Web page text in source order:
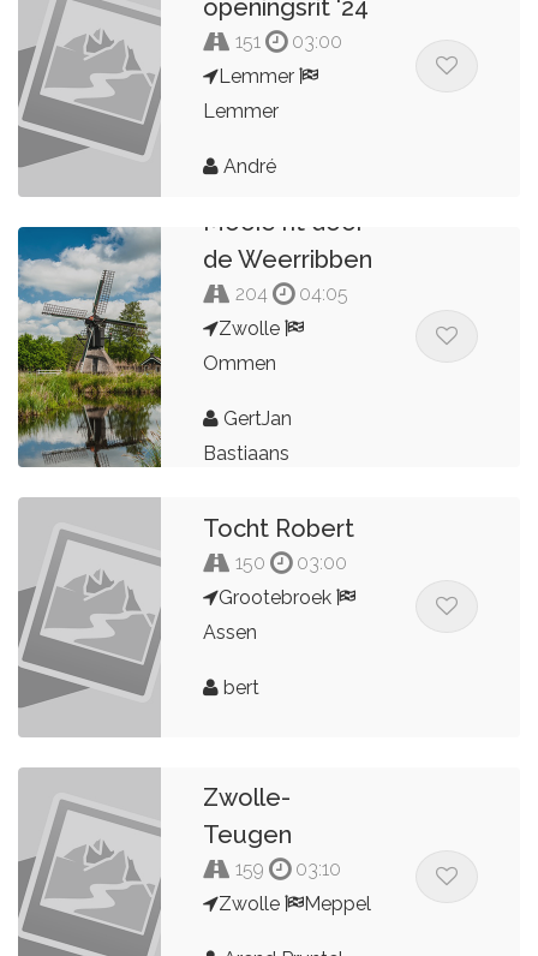
openingsrit '24
151
03:00
Lemmer
Lemmer
André
Mooie rit door
de Weerribben
204
04:05
Zwolle
Ommen
GertJan
Bastiaans
Tocht Robert
150
03:00
Grootebroek
Assen
bert
Zwolle-
Teugen
159
03:10
Zwolle
Meppel